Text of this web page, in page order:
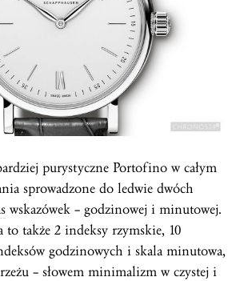
purystyczne Portofino w całym
sprowadzone do ledwie dwóch
wskazówek – godzinowej i minutowej.
to także 2 indeksy rzymskie, 10
godzinowych i skala minutowa,
– słowem minimalizm w czystej i